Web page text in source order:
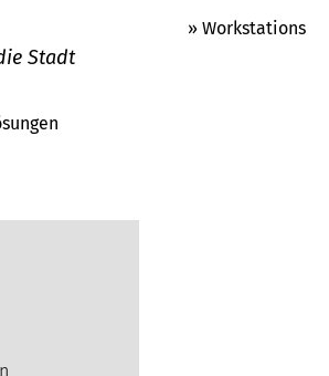
Stadt
» Workstations